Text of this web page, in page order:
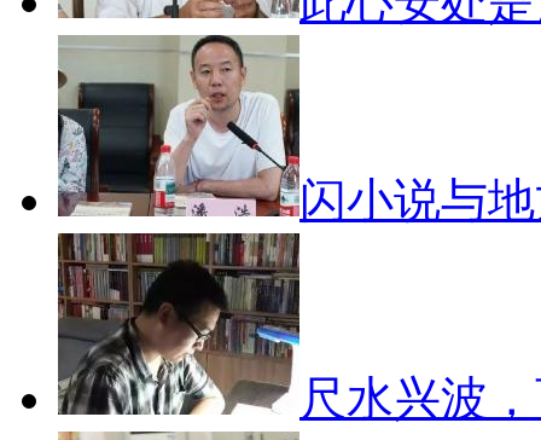
闪小说与
尺水兴波